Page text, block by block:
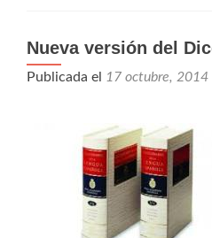
Nueva versión del
Publicada el 17 octubre, 2014